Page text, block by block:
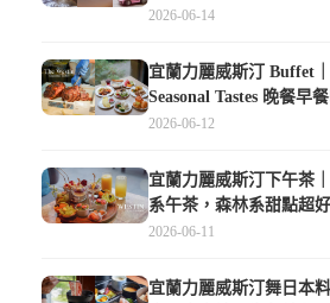
俱樂部超適合放電
2026-06-14
宜蘭力麗威斯汀 Buffet
Seasonal Tastes 晚餐早
2026-06-12
宜蘭力麗威斯汀下午茶
系午茶，森林系甜點超
2026-06-11
宜蘭力麗威斯汀舞日本